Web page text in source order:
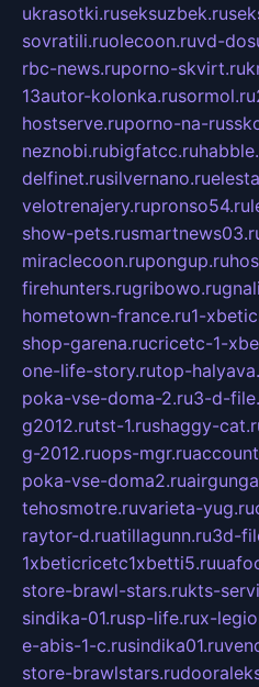
ukrasotki.ruseksuzbek.ru
sovratili.ruolecoon.ruvd-
rbc-news.ruporno-skvirt.ru
13autor-kolonka.rusormol.ru
hostserve.ruporno-na-
neznobi.rubigfatcc.ru
delfinet.rusilvernano.ru
velotrenajery.rupronso54.ru
show-pets.ru
miraclecoon.rupongup.ru
firehunters.rugribowo.ru
hometown-france.ru1-
shop-garena.rucricetc-1-
one-life-story.rutop-
poka-vse-doma-2.ru3-d-
g2012.rutst-1.rushaggy-
g-2012.ruops-mgr.ru
poka-vse-doma2.ru
tehosmotre.ruvarieta-yug.ru
raytor-d.ruatillagunn.ru3d-
1xbeticricetc1xbetti5.ru
store-brawl-stars.rukts-
sindika-01.rusp-life.rux-
e-abis-1-c.rusindika01.ru
store-brawlstars.ru